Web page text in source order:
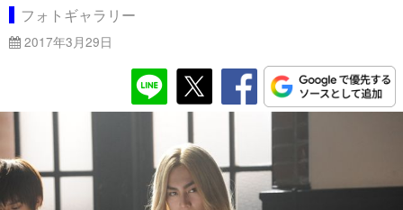
フォトギャラリー
2017年3月29日